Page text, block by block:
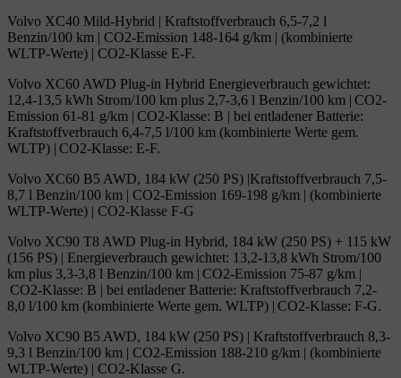
Volvo XC40 Mild-Hybrid | Kraftstoffverbrauch 6,5-7,2 l
Benzin/100 km | CO2-Emission 148-164 g/km | (kombinierte
WLTP-Werte) | CO2-Klasse E-F.
Volvo XC60 AWD Plug-in Hybrid Energieverbrauch gewichtet:
12,4-13,5 kWh Strom/100 km plus 2,7-3,6 l Benzin/100 km | CO2-
Emission 61-81 g/km | CO2-Klasse: B | bei entladener Batterie:
Kraftstoffverbrauch 6,4-7,5 l/100 km (kombinierte Werte gem.
WLTP) | CO2-Klasse: E-F.
Volvo XC60 B5 AWD, 184 kW (250 PS) |Kraftstoffverbrauch 7,5-
8,7 l Benzin/100 km | CO2-Emission 169-198 g/km | (kombinierte
WLTP-Werte) | CO2-Klasse F-G
Volvo XC90 T8 AWD Plug-in Hybrid, 184 kW (250 PS) + 115 kW
(156 PS) | Energieverbrauch gewichtet: 13,2-13,8 kWh Strom/100
km plus 3,3-3,8 l Benzin/100 km | CO2-Emission 75-87 g/km |
CO2-Klasse: B | bei entladener Batterie: Kraftstoffverbrauch 7,2-
8,0 l/100 km (kombinierte Werte gem. WLTP) | CO2-Klasse: F-G.
Volvo XC90 B5 AWD, 184 kW (250 PS) | Kraftstoffverbrauch 8,3-
9,3 l Benzin/100 km | CO2-Emission 188-210 g/km | (kombinierte
WLTP-Werte) | CO2-Klasse G.